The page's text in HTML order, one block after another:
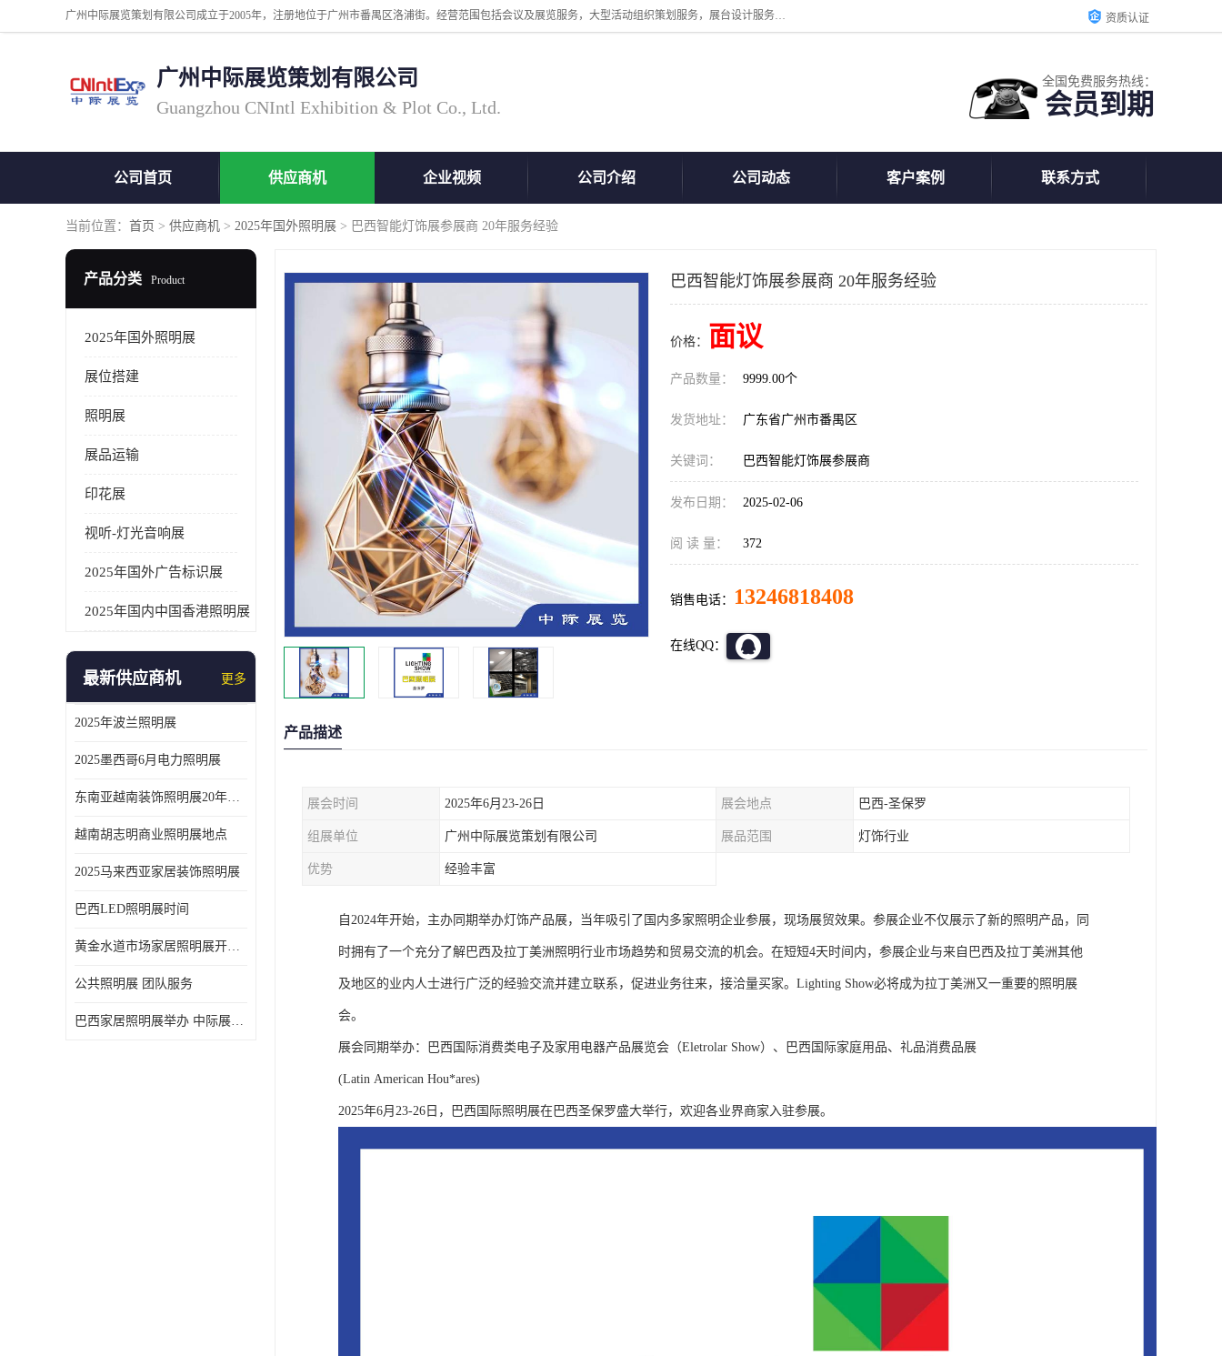
广州中际展览策划有限公司成立于2005年，注册地位于广州市番禺区洛浦街。经营范围包括会议及展览服务，大型活动组织策划服务，展台设计服务，广告业等；主要从事国外广告、标识、印花、LED、照明、光电、灯光、音响、视听、电子展览会等，展位预定-展品运输-签证-行程安排-补贴一站式服务。 资质认证
广州中际展览策划有限公司
Guangzhou CNIntl Exhibition & Plot Co., Ltd.
全国免费服务热线：
会员到期
公司首页 供应商机 企业视频 公司介绍 公司动态 客户案例 联系方式
当前位置： 首页 > 供应商机 > 2025年国外照明展 > 巴西智能灯饰展参展商 20年服务经验
产品分类 Product
2025年国外照明展
展位搭建
照明展
展品运输
印花展
视听-灯光音响展
2025年国外广告标识展
2025年国内中国香港照明展
最新供应商机 更多
2025年波兰照明展
2025墨西哥6月电力照明展
东南亚越南装饰照明展20年外展服务经验
越南胡志明商业照明展地点
2025马来西亚家居装饰照明展
巴西LED照明展时间
黄金水道市场家居照明展开展时间 20年外展服务经验 LED-LIGHT MALAYSIA
公共照明展 团队服务
巴西家居照明展举办 中际展览 20年服务经验
巴西智能灯饰展参展商 20年服务经验
价格： 面议
产品数量： 9999.00个
发货地址： 广东省广州市番禺区
关键词： 巴西智能灯饰展参展商
发布日期： 2025-02-06
阅 读 量： 372
销售电话： 13246818408
在线QQ：
产品描述
展会时间 2025年6月23-26日 展会地点 巴西-圣保罗
组展单位 广州中际展览策划有限公司 展品范围 灯饰行业
优势 经验丰富
自2024年开始，主办同期举办灯饰产品展，当年吸引了国内多家照明企业参展，现场展贸效果。参展企业不仅展示了新的照明产品，同
时拥有了一个充分了解巴西及拉丁美洲照明行业市场趋势和贸易交流的机会。在短短4天时间内，参展企业与来自巴西及拉丁美洲其他
及地区的业内人士进行广泛的经验交流并建立联系，促进业务往来，接洽量买家。Lighting Show必将成为拉丁美洲又一重要的照明展
会。
展会同期举办：巴西国际消费类电子及家用电器产品展览会（Eletrolar Show）、巴西国际家庭用品、礼品消费品展
(Latin American Hou*ares)
2025年6月23-26日，巴西国际照明展在巴西圣保罗盛大举行，欢迎各业界商家入驻参展。